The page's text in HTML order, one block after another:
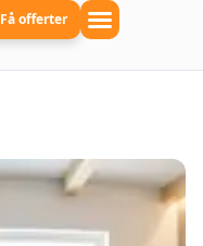
Få offerter